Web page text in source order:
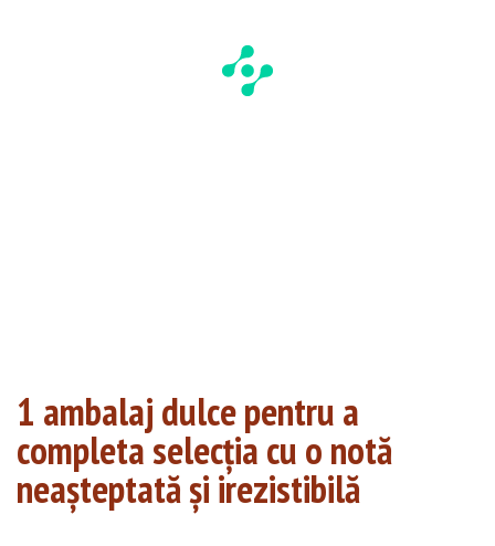
1 ambalaj dulce pentru a
completa selecția cu o notă
neașteptată și irezistibilă